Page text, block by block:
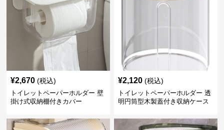
¥2,670 (税込)
トイレットペーパーホルダー 壁
掛け式収納棚付きカバー
¥2,120 (税込)
トイレットペーパーホルダー 透
明円筒型木製蓋付き収納ケース